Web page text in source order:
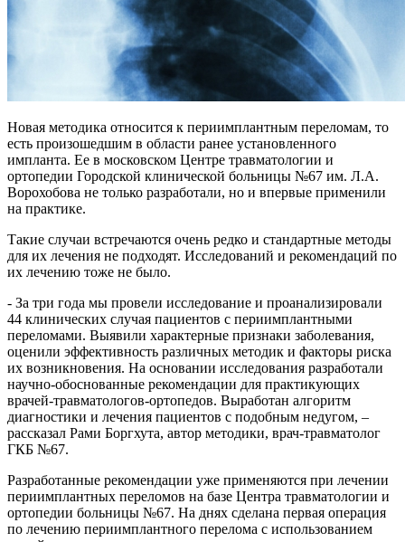
Новая методика относится к периимплантным переломам, то
есть произошедшим в области ранее установленного
импланта. Ее в московском Центре травматологии и
ортопедии Городской клинической больницы №67 им. Л.А.
Ворохобова не только разработали, но и впервые применили
на практике.
Такие случаи встречаются очень редко и стандартные методы
для их лечения не подходят. Исследований и рекомендаций по
их лечению тоже не было.
- За три года мы провели исследование и проанализировали
44 клинических случая пациентов с периимплантными
переломами. Выявили характерные признаки заболевания,
оценили эффективность различных методик и факторы риска
их возникновения. На основании исследования разработали
научно-обоснованные рекомендации для практикующих
врачей-травматологов-ортопедов. Выработан алгоритм
диагностики и лечения пациентов с подобным недугом, –
рассказал Рами Боргхута, автор методики, врач-травматолог
ГКБ №67.
Разработанные рекомендации уже применяются при лечении
периимплантных переломов на базе Центра травматологии и
ортопедии больницы №67. На днях сделана первая операция
по лечению периимплантного перелома с использованием